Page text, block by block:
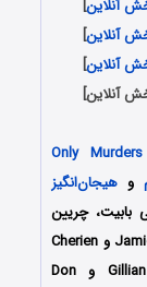
آنلاین]
آنلاین]
آنلاین]
آنلاین]
Only
و هیجان‌انگیز
بابیت، چریین
دبیس، گیلیان روبسپیر و دان اسکاردینو (Jamie Babbit و Cherien
Dabis و John Hoffman و Gillian Robespierre و Don